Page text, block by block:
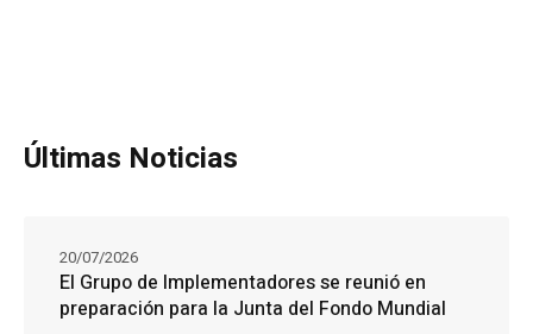
Últimas Noticias
El Grupo de Implementadores se reunió en
preparación para la Junta del Fondo Mundial
20/07/2026